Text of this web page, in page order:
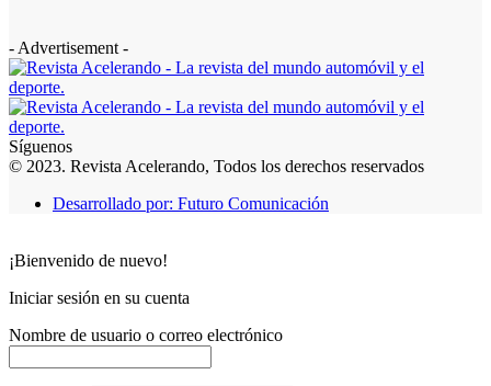
- Advertisement -
Síguenos
© 2023. Revista Acelerando, Todos los derechos reservados
Desarrollado por: Futuro Comunicación
¡Bienvenido de nuevo!
Iniciar sesión en su cuenta
Nombre de usuario o correo electrónico